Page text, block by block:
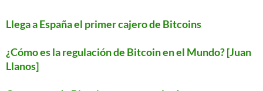
Llega a España el primer cajero de Bitcoins
¿Cómo es la regulación de Bitcoin en el Mundo? [Juan
Llanos]